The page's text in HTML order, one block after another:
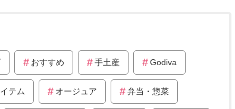
おすすめ 手土産 Godiva
テム オージュア 弁当・惣菜